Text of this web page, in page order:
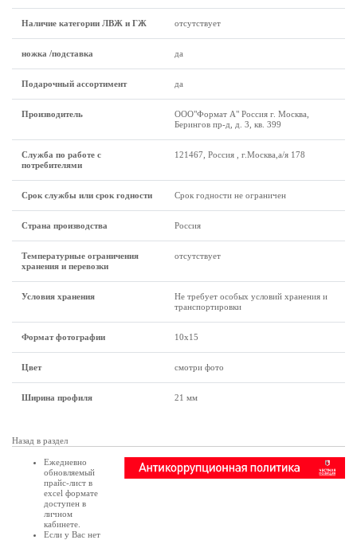
Наличие категории ЛВЖ и ГЖ отсутствует
ножка /подставка да
Подарочный ассортимент да
Производитель
ООО"Формат А" Россия г. Москва,
Берингов пр-д, д. 3, кв. 399
Служба по работе с
потребителями
121467, Россия , г.Москва,а/я 178
Срок службы или срок годности Срок годности не ограничен
Страна производства Россия
Температурные ограничения
хранения и перевозки
отсутствует
Условия хранения
Не требует особых условий хранения и
транспортировки
Формат фотографии 10х15
Цвет смотри фото
Ширина профиля 21 мм
Назад в раздел
Ежедневно
обновляемый
прайс-лист в
excel формате
доступен в
личном
кабинете
Если у Вас нет